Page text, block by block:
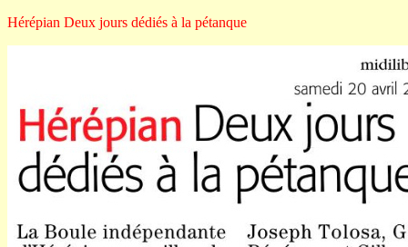
Hérépian Deux jours dédiés à la pétanque